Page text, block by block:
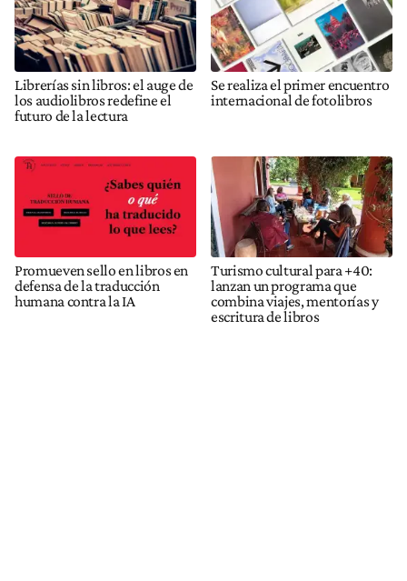
Librerías sin libros: el auge de
los audiolibros redefine el
futuro de la lectura
Se realiza el primer encuentro
internacional de fotolibros
Promueven sello en libros en
defensa de la traducción
humana contra la IA
Turismo cultural para +40:
lanzan un programa que
combina viajes, mentorías y
escritura de libros